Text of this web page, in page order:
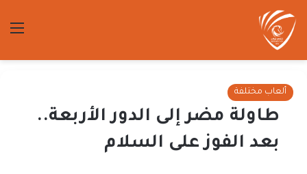
ألعاب مختلفة
طاولة مضر إلى الدور الأربعة..
بعد الفوز على السلام